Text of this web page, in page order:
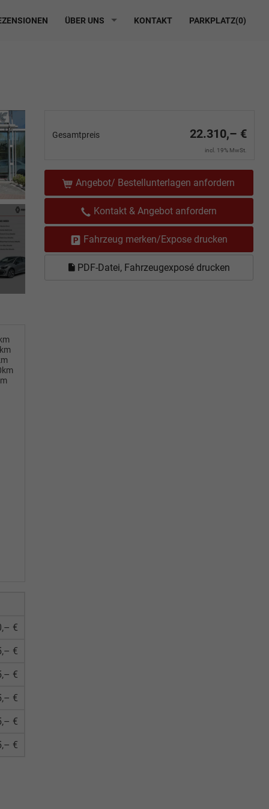
ÜBER UNS KONTAKT PARKPLATZ(0)
Gesamtpreis 22.310,– €
incl. 19% MwSt.
Angebot/ Bestellunterlagen anfordern
Kontakt & Angebot anfordern
Fahrzeug merken/Expose drucken
PDF-Datei, Fahrzeugexposé drucken
€
€
€
€
€
€